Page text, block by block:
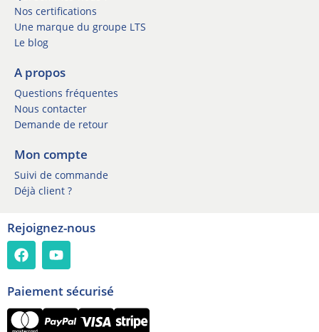
w
t
e
r
Nos certifications
Une marque du groupe LTS
Le blog
A propos
Questions fréquentes
Nous contacter
Demande de retour
Mon compte
Suivi de commande
Déjà client ?
Rejoignez-nous
Paiement sécurisé